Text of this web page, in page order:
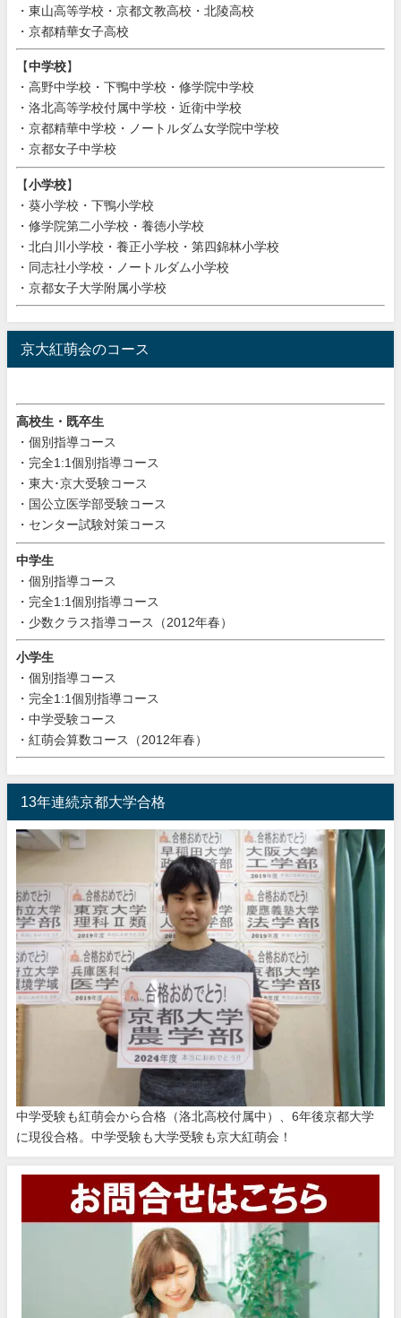
・東山高等学校・京都文教高校・北陵高校
・京都精華女子高校
【中学校】
・高野中学校・下鴨中学校・修学院中学校
・洛北高等学校付属中学校・近衛中学校
・京都精華中学校・ノートルダム女学院中学校
・京都女子中学校
【小学校】
・葵小学校・下鴨小学校
・修学院第二小学校・養徳小学校
・北白川小学校・養正小学校・第四錦林小学校
・同志社小学校・ノートルダム小学校
・京都女子大学附属小学校
京大紅萌会のコース
高校生・既卒生
・個別指導コース
・完全1:1個別指導コース
・東大･京大受験コース
・国公立医学部受験コース
・センター試験対策コース
中学生
・個別指導コース
・完全1:1個別指導コース
・少数クラス指導コース（2012年春）
小学生
・個別指導コース
・完全1:1個別指導コース
・中学受験コース
・紅萌会算数コース（2012年春）
13年連続京都大学合格
中学受験も紅萌会から合格（洛北高校付属中）、6年後京都大学
に現役合格。中学受験も大学受験も京大紅萌会！